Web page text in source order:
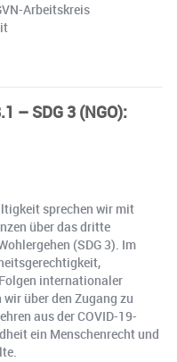
Arbeitskreis
– SDG 3 (NGO):
sprechen wir mit
über das dritte
(SDG 3). Im
internationaler
über den Zugang zu
aus der COVID-19-
ein Menschenrecht und